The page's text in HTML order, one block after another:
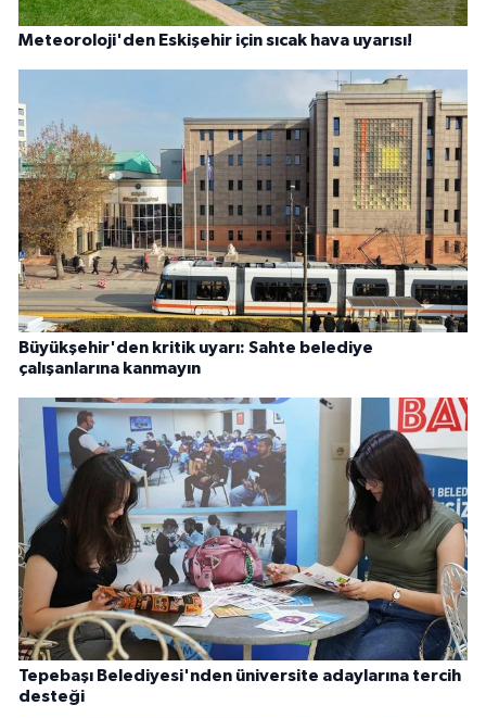
Meteoroloji'den Eskişehir için sıcak hava uyarısı!
Büyükşehir'den kritik uyarı: Sahte belediye
çalışanlarına kanmayın
Tepebaşı Belediyesi'nden üniversite adaylarına tercih
desteği